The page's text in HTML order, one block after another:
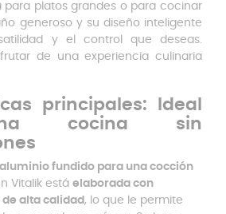
para platos grandes o para cocinar
generoso y su diseño inteligente
y el control que deseas.
de una experiencia culinaria
principales: Ideal
cocina sin
fundido para una cocción
Vitalik está elaborada con
alta calidad, lo que le permite